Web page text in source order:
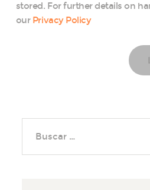
stored. For further details on
our Privacy Policy